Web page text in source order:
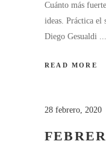
Cuánto más
ideas. Práctica
Diego Gesualdi
READ MORE
28 febrero, 2020